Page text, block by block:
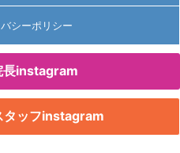
シーポリシー
長instagram
タッフinstagram